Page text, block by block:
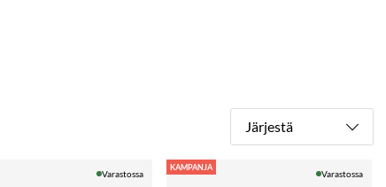
Järjestä
Varastossa
KAMPANJA
Varastossa